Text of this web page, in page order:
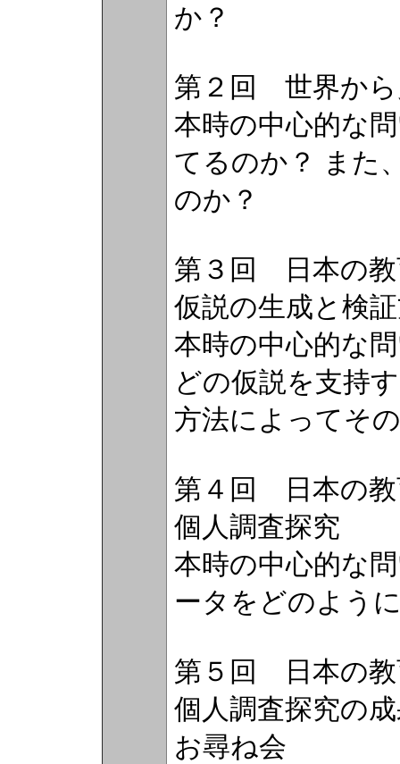
か？
第２回 世界から
本時の中心的な
てるのか？ また
のか？
第３回 日本の
仮説の生成と検
本時の中心的な
どの仮説を支持
方法によって
第４回 日本の
個人調査探究
本時の中心的な
ータをどのよう
第５回 日本の
個人調査探究の
お尋ね会